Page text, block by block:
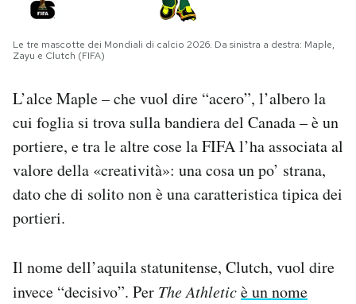
Regala il Post
Esci
Le tre mascotte dei Mondiali di calcio 2026. Da sinistra a destra: Maple,
Zayu e Clutch (FIFA)
L’alce Maple – che vuol dire “acero”, l’albero la
cui foglia si trova sulla bandiera del Canada – è un
portiere, e tra le altre cose la FIFA l’ha associata al
valore della «creatività»: una cosa un po’ strana,
dato che di solito non è una caratteristica tipica dei
portieri.
Il nome dell’aquila statunitense, Clutch, vuol dire
invece “decisivo”. Per TheAthleticè un nome